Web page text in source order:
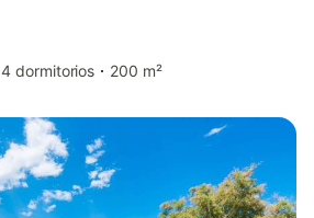
4 dormitorios 200 m²